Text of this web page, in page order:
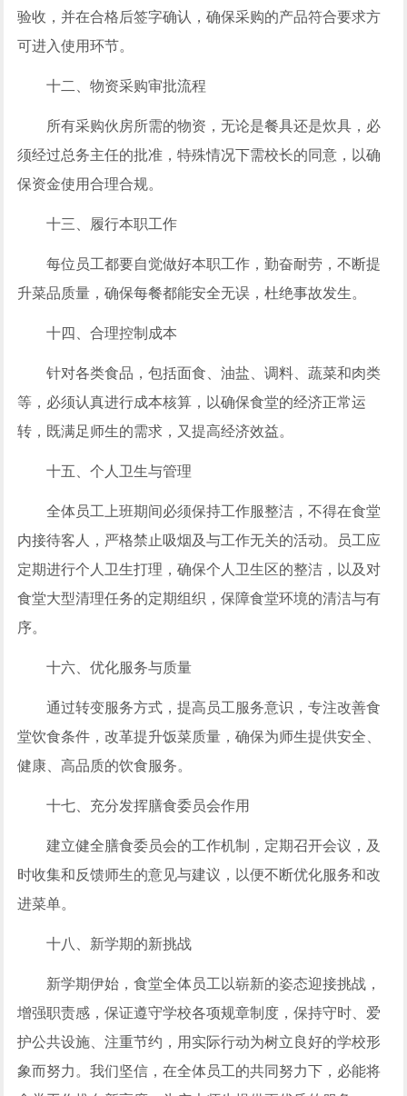
验收，并在合格后签字确认，确保采购的产品符合要求方
可进入使用环节。
十二、物资采购审批流程
所有采购伙房所需的物资，无论是餐具还是炊具，必
须经过总务主任的批准，特殊情况下需校长的同意，以确
保资金使用合理合规。
十三、履行本职工作
每位员工都要自觉做好本职工作，勤奋耐劳，不断提
升菜品质量，确保每餐都能安全无误，杜绝事故发生。
十四、合理控制成本
针对各类食品，包括面食、油盐、调料、蔬菜和肉类
等，必须认真进行成本核算，以确保食堂的经济正常运
转，既满足师生的需求，又提高经济效益。
十五、个人卫生与管理
全体员工上班期间必须保持工作服整洁，不得在食堂
内接待客人，严格禁止吸烟及与工作无关的活动。员工应
定期进行个人卫生打理，确保个人卫生区的整洁，以及对
食堂大型清理任务的定期组织，保障食堂环境的清洁与有
序。
十六、优化服务与质量
通过转变服务方式，提高员工服务意识，专注改善食
堂饮食条件，改革提升饭菜质量，确保为师生提供安全、
健康、高品质的饮食服务。
十七、充分发挥膳食委员会作用
建立健全膳食委员会的工作机制，定期召开会议，及
时收集和反馈师生的意见与建议，以便不断优化服务和改
进菜单。
十八、新学期的新挑战
新学期伊始，食堂全体员工以崭新的姿态迎接挑战，
增强职责感，保证遵守学校各项规章制度，保持守时、爱
护公共设施、注重节约，用实际行动为树立良好的学校形
象而努力。我们坚信，在全体员工的共同努力下，必能将